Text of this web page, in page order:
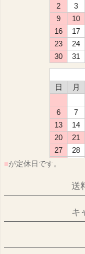
2
3
9
10
16
17
23
24
30
31
日
月
6
7
13
14
20
21
27
28
■が定休日です。
送
キ